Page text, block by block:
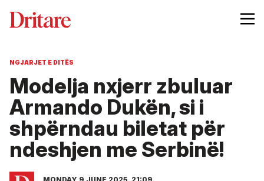
NGJARJET E DITËS
Modelja nxjerr zbuluar
Armando Dukën, si i
shpërndau biletat për
ndeshjen me Serbinë!